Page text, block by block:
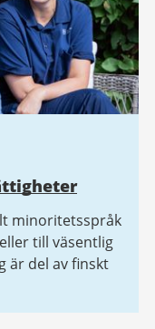
minoritetsspråk
till väsentlig
är del av finskt